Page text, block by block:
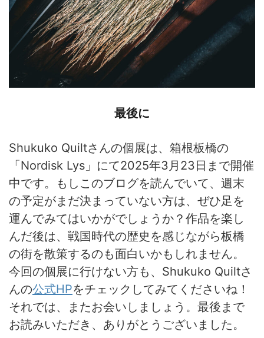
最後に
Shukuko Quiltさんの個展は、箱根板橋の
「Nordisk Lys」にて2025年3月23日まで開催
中です。もしこのブログを読んでいて、週末
の予定がまだ決まっていない方は、ぜひ足を
運んでみてはいかがでしょうか？作品を楽し
んだ後は、戦国時代の歴史を感じながら板橋
の街を散策するのも面白いかもしれません。
今回の個展に行けない方も、Shukuko Quiltさ
んの公式HPをチェックしてみてくださいね！
それでは、またお会いしましょう。最後まで
お読みいただき、ありがとうございました。